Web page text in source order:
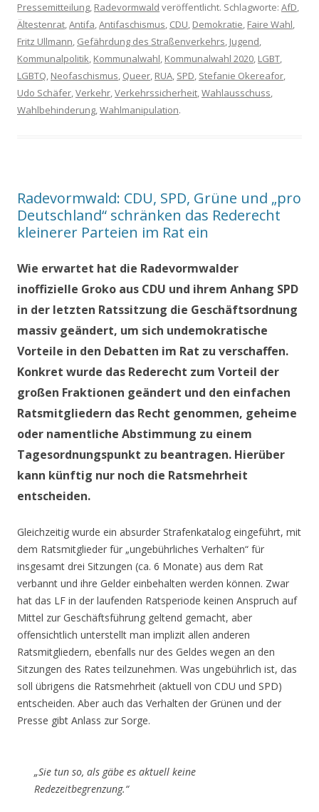
Pressemitteilung, Radevormwald veröffentlicht. Schlagworte: AfD,
Ältestenrat,Antifa,Antifaschismus, CDU, Demokratie, Faire Wahl,
Fritz Ullmann, Gefährdung des Straßenverkehrs, Jugend,
Kommunalpolitik, Kommunalwahl, Kommunalwahl 2020, LGBT,
LGBTQ, Neofaschismus, Queer, RUA, SPD, Stefanie Okereafor,
Udo Schäfer,Verkehr,Verkehrssicherheit,Wahlausschuss,
Wahlbehinderung,Wahlmanipulation.
Radevormwald: CDU, SPD, Grüne und „pro
Deutschland“ schränken das Rederecht
kleinerer Parteien im Rat ein
Wie erwartet hat die Radevormwalder
inoffizielle Groko aus CDU und ihrem Anhang SPD
in der letzten Ratssitzung die Geschäftsordnung
massiv geändert, um sich undemokratische
Vorteile in den Debatten im Rat zu verschaffen.
Konkret wurde das Rederecht zum Vorteil der
großen Fraktionen geändert und den einfachen
Ratsmitgliedern das Recht genommen, geheime
oder namentliche Abstimmung zu einem
Tagesordnungspunkt zu beantragen. Hierüber
kann künftig nur noch die Ratsmehrheit
entscheiden.
Gleichzeitig wurde ein absurder Strafenkatalog eingeführt, mit
dem Ratsmitglieder für „ungebührliches Verhalten“ für
insgesamt drei Sitzungen (ca. 6 Monate) aus dem Rat
verbannt und ihre Gelder einbehalten werden können. Zwar
hat das LF in der laufenden Ratsperiode keinen Anspruch auf
Mittel zur Geschäftsführung geltend gemacht, aber
offensichtlich unterstellt man implizit allen anderen
Ratsmitgliedern, ebenfalls nur des Geldes wegen an den
Sitzungen des Rates teilzunehmen. Was ungebührlich ist, das
soll übrigens die Ratsmehrheit (aktuell von CDU und SPD)
entscheiden. Aber auch das Verhalten der Grünen und der
Presse gibt Anlass zur Sorge.
„Sie tun so, als gäbe es aktuell keine
Redezeitbegrenzung.“